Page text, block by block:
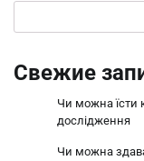
Свежие
Чи можна їсти
дослідження
Чи можна